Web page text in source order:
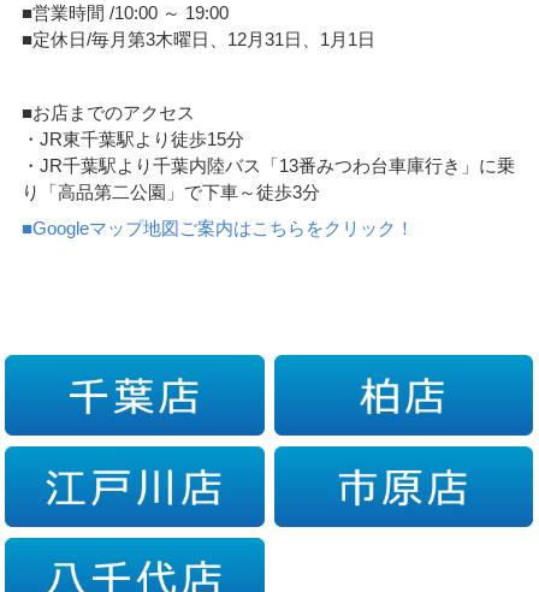
■営業時間 /10:00 ～ 19:00
■定休日/毎月第3木曜日、12月31日、1月1日
■お店までのアクセス
・JR東千葉駅より徒歩15分
・JR千葉駅より千葉内陸バス「13番みつわ台車庫行き」に乗
り「高品第二公園」で下車～徒歩3分
■Googleマップ地図ご案内はこちらをクリック！